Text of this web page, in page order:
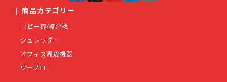
| 商品カテゴリー
コピー機/複合機
シュレッダー
オフィス周辺機器
ワープロ